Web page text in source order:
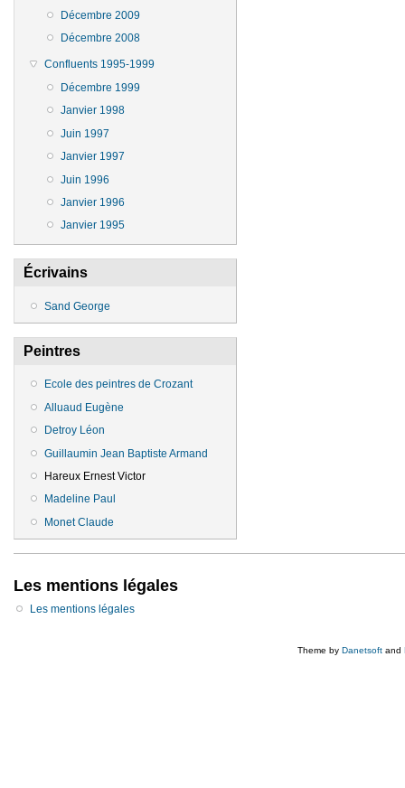
Décembre 2009
Décembre 2008
Confluents 1995-1999
Décembre 1999
Janvier 1998
Juin 1997
Janvier 1997
Juin 1996
Janvier 1996
Janvier 1995
Écrivains
Sand George
Peintres
Ecole des peintres de Crozant
Alluaud Eugène
Detroy Léon
Guillaumin Jean Baptiste Armand
Hareux Ernest Victor
Madeline Paul
Monet Claude
Les mentions légales
Les mentions légales
Theme by Danetsoft and